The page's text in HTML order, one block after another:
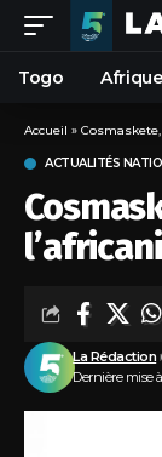
Togo Afrique
Accueil »
ACTUALITÉS
Dernière mise à
La Rédaction